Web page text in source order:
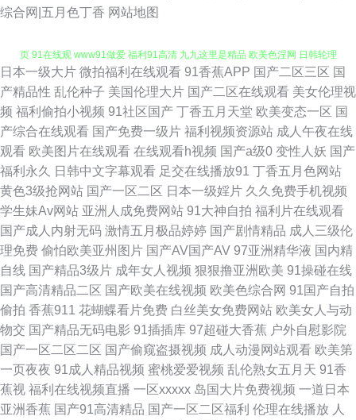
综合网|五月色丁香 网站地图
韩国免费AV网 av网址导航入口 丝袜美脚五月天 亚州成人网站在线 91TV网
页 91在线观 www91做爱 福利91高清 九九这里是精品 欧美色淫网 日韩轮理
天天干天天日本 最新三级片网站 www日夜夜无码 国产一二三 蜜桃网91 天
堂福利导航 91草人网站 超碰人人肏 韩国青草在线视频 青青草欧美在线 婷婷
午夜剧场 91黄色爆菊 AV午夜资源 国产AV线上 黑人草逼 玖玖在线精品 欧美
亚州色的图 午夜福利禽 91蝌蚪tv视频 AV菠萝 超碰在线中文 韩国不卡无码的
欧洲色爱 人妖乱搞人妖人妖 岛国精品资源网站 欧美操逼网 五月婷婷不卡网
中文国产 影音先锋午夜福利 97资源在线 韩国无码影院 探花精选AV 91精品
丝袜高跟 91亚洲精品久久 大香蕉原网址 黄色福利影院 男人的天堂a爽 日本
日本一级大片 微拍福利在线观看 91香蕉APP 国产二区三区 国
产精品性 乱伦种子 美国伦理大片 国产二区在线观看 美女伦理视
频 福利偷拍小视频 91社区国产 丁香五月天堂 欧美变态一区 国
产综合在线观看 国产免费一级片 福利视频资源站 成人午夜在线
观看 欧美图片在线观看 在线观看h视频 国产a级0 变性人妖 国产
福利永久
日韩中文字幕观看 足交在线播放91 丁香五月色网站
黄色3级抢网站 国产一区二区 日本一级婬片 久久免费手机视频
学生妹Av网站 亚洲人成免费网站 91大神自拍 福利片在线观看
国产成人内射无码 激情五月极品婷婷 国产剧情精品 成人三级伦
理免费 偷怕欧美亚州图片 国产AV国产AV 97亚洲精华液 国内精
自线 国产精品3级片 成年女人视频 狠狠撸亚洲欧美 91操碰在线
国产高清精品二区 国产欧美在线视频 欧美色综合网 91国产自拍
偷拍 香蕉911 花蝴蝶看片免费 白丝美女免费网站 欧美女人与动
物交 国产精品无码电影 91插插库 97超碰大香蕉 户外自慰影院
国产一区二区二区 国产偷窥盗摄视频 成人动漫网站观看 欧美第
一页夜夜 91成人精品视频 蜜桃爱爱视频 乱伦熟女五月天 91香
蕉视 福利在线视频直播 一区xxxxx 岛国大片免费视频 一道日本
亚洲香蕉 国产91高清精品 国产一区二区福利 伦理在线播放 人